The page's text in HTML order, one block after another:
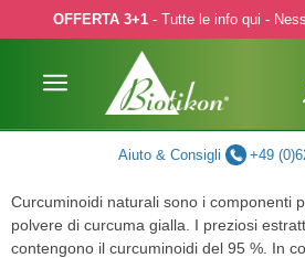
to main content
Skip to search
Skip to main navigation
OFFERTA 3+1- Tutte le info qui -
Aiuto & Consigli +49
Curcuminoidi naturali sono i componenti
polvere di curcuma gialla. I preziosi
contengono il curcuminoidi del 95 %. In